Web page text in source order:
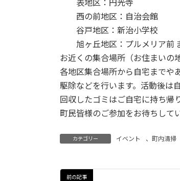
表地区：円光寺
西の前地区：自治会館
谷戸地区：新治小学校
旭ヶ丘地区：プルメリア前
お近くの集合場所（お住まいの
各地区集合場所から自宅までや
駆除などを行います。活動後は
回収したゴミはご自宅に持ち帰
町民皆様のご参加をお待ちしてい
カテゴリー イベント 、 町内清掃
前の記事